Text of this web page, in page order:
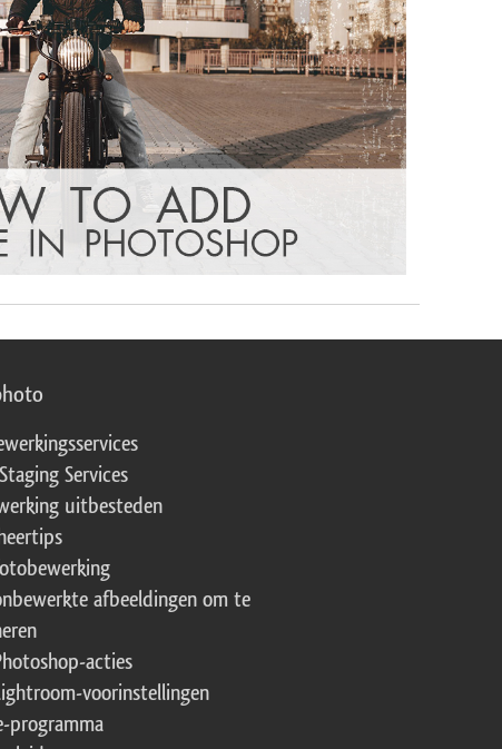
Services
uitbesteden
afbeeldingen om te
acties
voorinstellingen
programma